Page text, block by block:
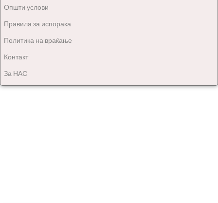
Општи услови
Правила за испорака
Политика на враќање
Контакт
За НАС